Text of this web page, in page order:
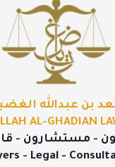
بن عبدالله
AL-GHADIAN
- مستشارون -
- Legal -